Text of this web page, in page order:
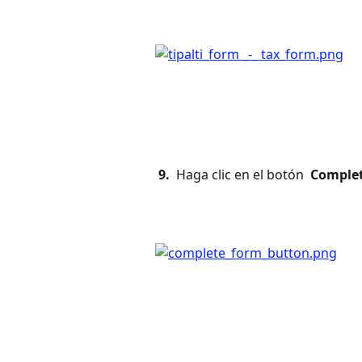
9. Haga clic en el botón